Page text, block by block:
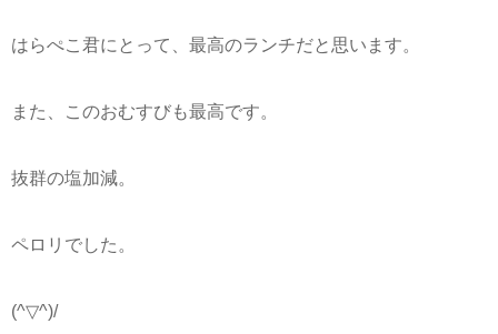
はらぺこ君にとって、最高のランチだと思います。
また、このおむすびも最高です。
抜群の塩加減。
ペロリでした。
(^▽^)/